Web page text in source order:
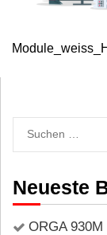
Neueste
ORGA